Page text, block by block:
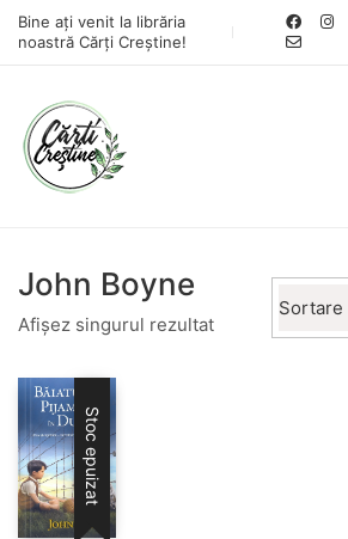
Bine ați venit la librăria
noastră Cărți Creștine!
John Boyne
Afișez singurul rezultat
Sortare
Stoc epuizat